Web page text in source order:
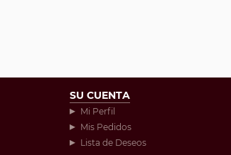
SU CUENTA
Mi Perfil
Mis Pedidos
Lista de Deseos